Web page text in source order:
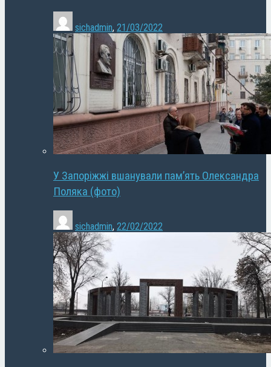
sichadmin, 21/03/2022
У Запоріжжі вшанували пам’ять Олександра
Поляка (фото)
sichadmin, 22/02/2022